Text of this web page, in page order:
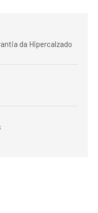
da Hipercalzado